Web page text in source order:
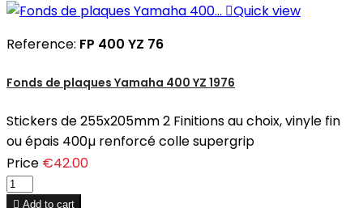
Quick view
Reference: FP 400 YZ 76
Fonds de plaques Yamaha 400 YZ 1976
Stickers de 255x205mm 2 Finitions au choix, vinyle fin
ou épais 400µ renforcé colle supergrip
Price €42.00
 Add to cart